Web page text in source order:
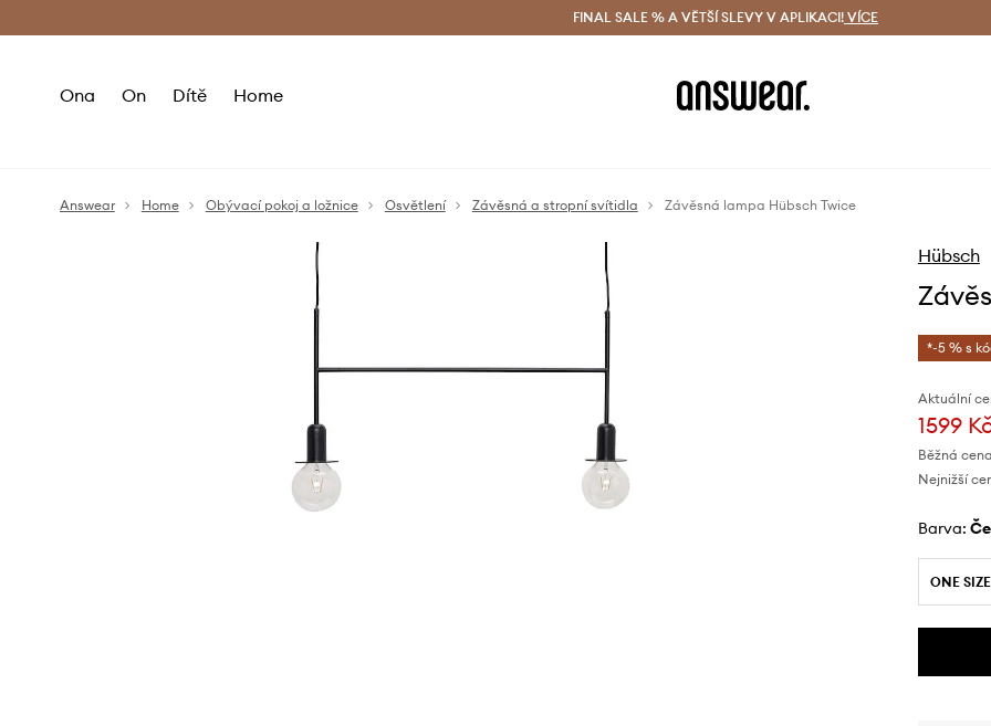
Doručení a vrácení zdarma (od 1800 Kč) Doručení i do 24 h
FINAL SALE % A VĚTŠÍ SLEVY V APLIKACI! VÍCE
Ona On Dítě Home
Answear Home Obývací pokoj a ložnice Osvětlení Závěsná a stropní svítidla Závěsná lampa Hübsch Twice
Hübsch
*-5 % s
Aktuální
1599
Běžná
Nejnižší
Barva:
ONE SIZE